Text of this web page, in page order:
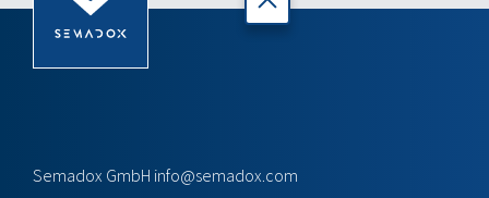
Semadox GmbH info@semadox.com